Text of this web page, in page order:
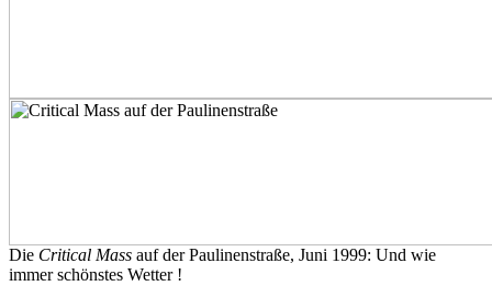
Die Critical Mass auf der Paulinenstraße, Juni 1999: Und wie
immer schönstes Wetter !